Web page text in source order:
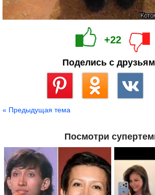
+22
Поделись с
« Предыдущая тема
Посмотри